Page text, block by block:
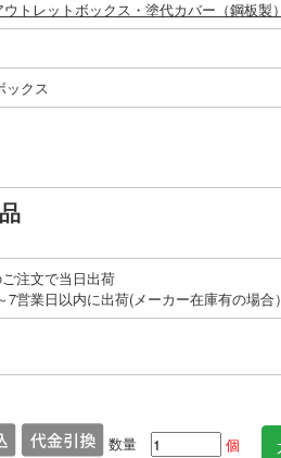
ウトレットボックス・塗代カバー（鋼板製）
ックス
注文で当日出荷
7営業日以内に出荷(メーカー在庫有の場合）
数量 個